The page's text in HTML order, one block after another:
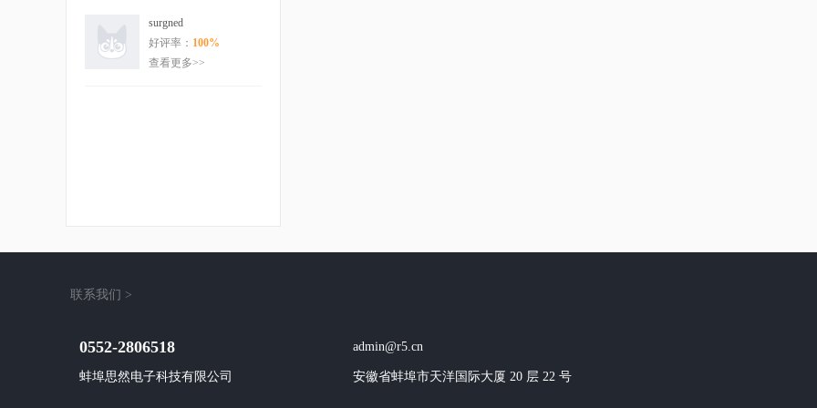
surgned
好评率： 100%
查看更多>>
联系我们 >
0552-2806518 admin@r5.cn
蚌埠思然电子科技有限公司 安徽省蚌埠市天洋国际大厦 20 层 22 号